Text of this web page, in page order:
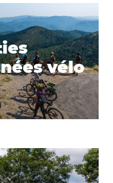
vélo